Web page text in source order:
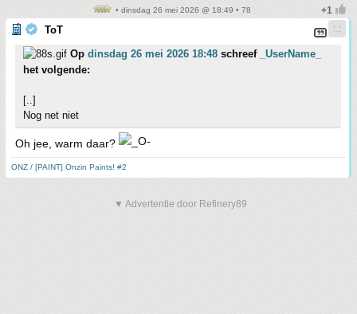
• dinsdag 26 mei 2026 @ 18:49 • 78
ToT
Op dinsdag 26 mei 2026 18:48 schreef
_UserName_
het volgende:
[..]
Nog net niet
Oh jee, warm daar?
ONZ / [PAINT] Onzin Paints! #2
▼ Advertentie door Refinery89